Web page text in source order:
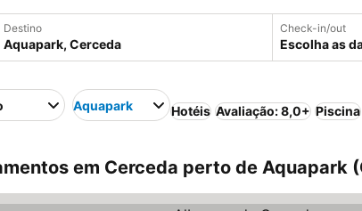
Destino Check-in/out
Escolha as
Aquapark Hotéis Avaliação: 8,0+ Piscina
em Cerceda perto de Aquapark